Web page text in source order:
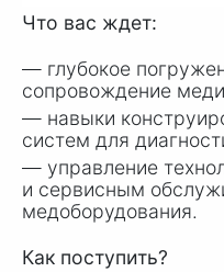
Что вас ждет:
— глубокое
сопровождение
— навыки
систем для
— управление
и сервисным
медоборудования.
Как поступить?